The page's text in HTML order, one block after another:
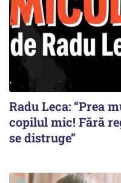
Radu Leca: “Prea
copilul mic! Fără
se distruge”